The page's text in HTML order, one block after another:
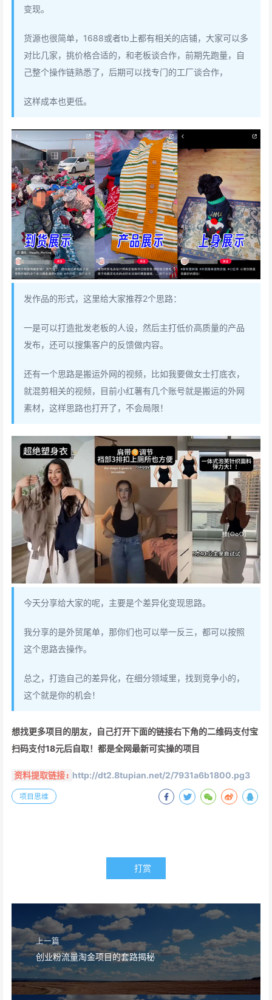
变现。
货源也很简单，1688或者tb上都有相关的店铺，大家可以多
对比几家，挑价格合适的，和老板谈合作，前期先跑量，自
己整个操作链熟悉了，后期可以找专门的工厂谈合作，
这样成本也更低。
发作品的形式，这里给大家推荐2个思路：
一是可以打造批发老板的人设，然后主打低价高质量的产品
发布，还可以搜集客户的反馈做内容。
还有一个思路是搬运外网的视频，比如我要做女士打底衣，
就混剪相关的视频，目前小红薯有几个账号就是搬运的外网
素材，这样思路也打开了，不会局限！
今天分享给大家的呢，主要是个差异化变现思路。
我分享的是外贸尾单，那你们也可以举一反三，都可以按照
这个思路去操作。
总之，打造自己的差异化，在细分领域里，找到竞争小的，
这个就是你的机会！
想找更多项目的朋友，自己打开下面的链接右下角的二维码支付宝
扫码支付18元后自取！都是全网最新可实操的项目
资料提取链接: http://dt2.8tupian.net/2/7931a6b1800.pg3
项目思维
打赏
上一篇
创业粉流量淘金项目的套路揭秘